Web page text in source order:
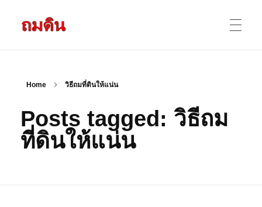
ผลงานถมดิน
Home วิธีถมที่ดินให้แน่น
Posts tagged: วิธีถม
ที่ดินให้แน่น